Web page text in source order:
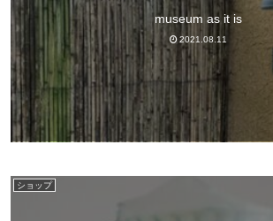
museum as it is
2021.08.11
ショップ